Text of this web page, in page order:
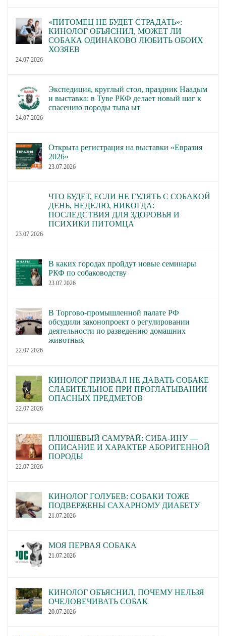
«ПИТОМЕЦ НЕ БУДЕТ СТРАДАТЬ»:
КИНОЛОГ ОБЪЯСНИЛ, МОЖЕТ ЛИ
СОБАКА ОДИНАКОВО ЛЮБИТЬ ОБОИХ
ХОЗЯЕВ
24.07.2026
Экспедиция, круглый стол, праздник Наадым
и выставка: в Туве РКФ делает новый шаг к
спасению породы тыва ыт
24.07.2026
Открыта регистрация на выставки «Евразия
2026»
23.07.2026
ЧТО БУДЕТ, ЕСЛИ НЕ ГУЛЯТЬ С СОБАКОЙ
ДЕНЬ, НЕДЕЛЮ, НИКОГДА:
ПОСЛЕДСТВИЯ ДЛЯ ЗДОРОВЬЯ И
ПСИХИКИ ПИТОМЦА
23.07.2026
В каких городах пройдут новые семинары
РКФ по собаководству
23.07.2026
В Торгово-промышленной палате РФ
обсудили законопроект о регулировании
деятельности по разведению домашних
животных
22.07.2026
КИНОЛОГ ПРИЗВАЛ НЕ ДАВАТЬ СОБАКЕ
СЛАБИТЕЛЬНОЕ ПРИ ПРОГЛАТЫВАНИИ
ОПАСНЫХ ПРЕДМЕТОВ
22.07.2026
ПЛЮШЕВЫЙ САМУРАЙ: СИБА-ИНУ —
ОПИСАНИЕ И ХАРАКТЕР АБОРИГЕННОЙ
ПОРОДЫ
22.07.2026
КИНОЛОГ ГОЛУБЕВ: СОБАКИ ТОЖЕ
ПОДВЕРЖЕНЫ САХАРНОМУ ДИАБЕТУ
21.07.2026
МОЯ ПЕРВАЯ СОБАКА
21.07.2026
КИНОЛОГ ОБЪЯСНИЛ, ПОЧЕМУ НЕЛЬЗЯ
ОЧЕЛОВЕЧИВАТЬ СОБАК
20.07.2026